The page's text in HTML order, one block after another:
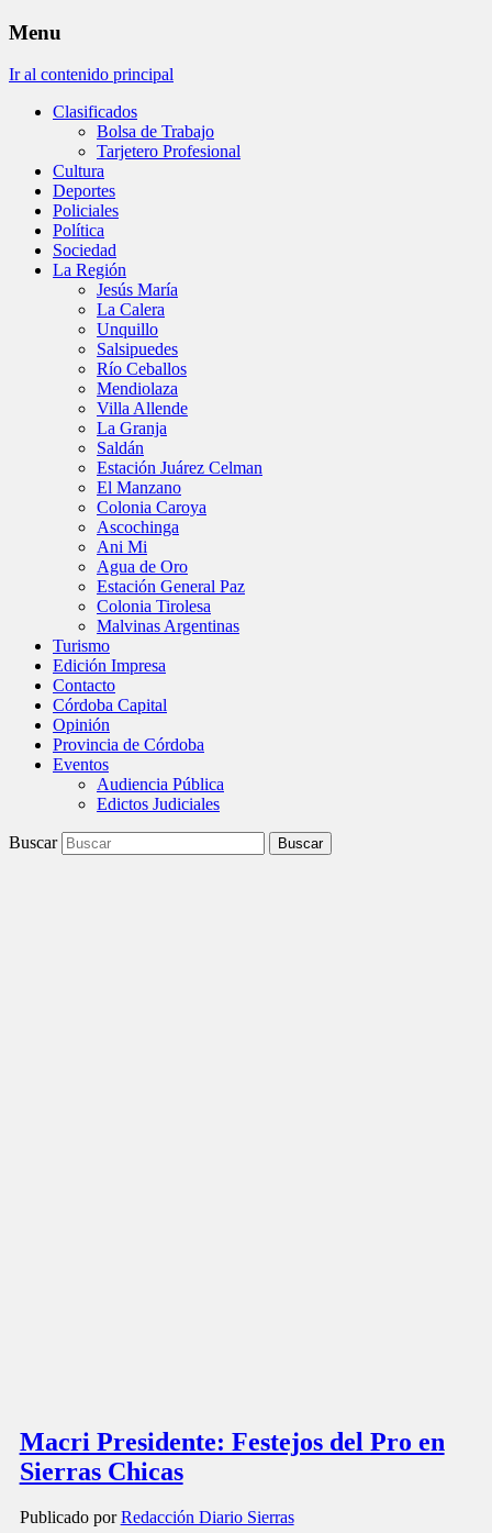
Menu
Ir al contenido principal
Clasificados
Bolsa de Trabajo
Tarjetero Profesional
Cultura
Deportes
Policiales
Política
Sociedad
La Región
Jesús María
La Calera
Unquillo
Salsipuedes
Río Ceballos
Mendiolaza
Villa Allende
La Granja
Saldán
Estación Juárez Celman
El Manzano
Colonia Caroya
Ascochinga
Ani Mi
Agua de Oro
Estación General Paz
Colonia Tirolesa
Malvinas Argentinas
Turismo
Edición Impresa
Contacto
Córdoba Capital
Opinión
Provincia de Córdoba
Eventos
Audiencia Pública
Edictos Judiciales
Buscar
Macri Presidente: Festejos del Pro en
Sierras Chicas
Publicado porRedacción Diario Sierras